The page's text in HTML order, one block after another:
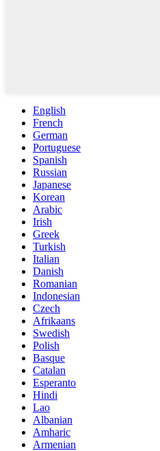
English
French
German
Portuguese
Spanish
Russian
Japanese
Korean
Arabic
Irish
Greek
Turkish
Italian
Danish
Romanian
Indonesian
Czech
Afrikaans
Swedish
Polish
Basque
Catalan
Esperanto
Hindi
Lao
Albanian
Amharic
Armenian